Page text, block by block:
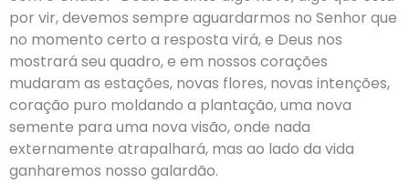
por vir, devemos sempre aguardarmos no Senhor que
no momento certo a resposta virá, e Deus nos
mostrará seu quadro, e em nossos corações
mudaram as estações, novas flores, novas intenções,
coração puro moldando a plantação, uma nova
semente para uma nova visão, onde nada
externamente atrapalhará, mas ao lado da vida
ganharemos nosso galardão.